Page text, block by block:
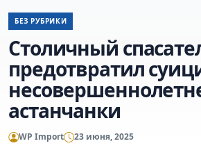
БЕЗ РУБРИКИ
Столичный
предотвратил
астанчанки
WP Import 23 июня, 2025